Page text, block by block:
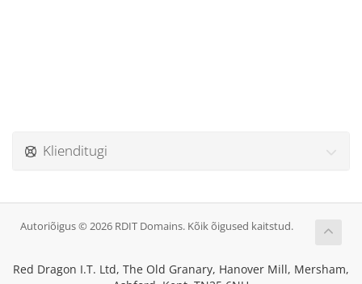
Klienditugi
Autoriõigus © 2026 RDIT Domains. Kõik õigused kaitstud.
Red Dragon I.T. Ltd, The Old Granary, Hanover Mill, Mersham,